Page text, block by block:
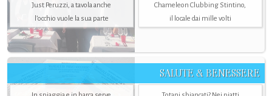
Just Peruzzi, a tavola anche
l’occhio vuole la sua parte
Chameleon Clubbing Stintino,
il locale dai mille volti
SALUTE & BENESSERE